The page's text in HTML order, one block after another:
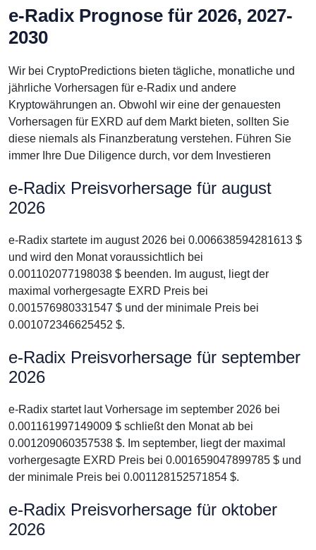
e-Radix Prognose für 2026, 2027-
2030
Wir bei CryptoPredictions bieten tägliche, monatliche und
jährliche Vorhersagen für e-Radix und andere
Kryptowährungen an. Obwohl wir eine der genauesten
Vorhersagen für EXRD auf dem Markt bieten, sollten Sie
diese niemals als Finanzberatung verstehen. Führen Sie
immer Ihre Due Diligence durch, vor dem Investieren
e-Radix Preisvorhersage für august
2026
e-Radix startete im august 2026 bei 0.006638594281613 $
und wird den Monat voraussichtlich bei
0.001102077198038 $ beenden. Im august, liegt der
maximal vorhergesagte EXRD Preis bei
0.001576980331547 $ und der minimale Preis bei
0.001072346625452 $.
e-Radix Preisvorhersage für september
2026
e-Radix startet laut Vorhersage im september 2026 bei
0.001161997149009 $ schließt den Monat ab bei
0.001209060357538 $. Im september, liegt der maximal
vorhergesagte EXRD Preis bei 0.001659047899785 $ und
der minimale Preis bei 0.001128152571854 $.
e-Radix Preisvorhersage für oktober
2026